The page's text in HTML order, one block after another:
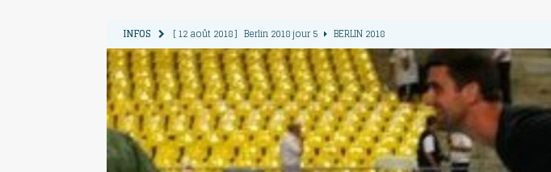
INFOS [ 12 août 2018 ] Berlin 2018 jour 5
BERLIN 2018
[ 11 août 2018 ] Berlin 2018 jour 4
BERLIN 2018
[ 10 août 2018 ] Berlin 2018 Jour 3
BERLIN 2018
[ 9 août 2018 ] Berlin 2018 jour 2
BERLIN 2018
[ 13 août 2018 ] Berlin 2018 jour 6 BERLIN 2018